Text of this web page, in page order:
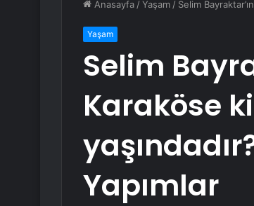
Anasayfa /Yaşam / Selim
Yaşam
Selim
Karaköse
Yapımlar